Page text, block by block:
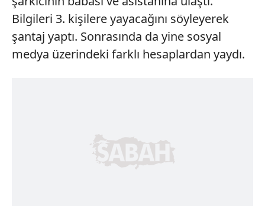
Bilgileri 3. kişilere yayacağını söyleyerek
şantaj yaptı. Sonrasında da yine sosyal
medya üzerindeki farklı hesaplardan yaydı.